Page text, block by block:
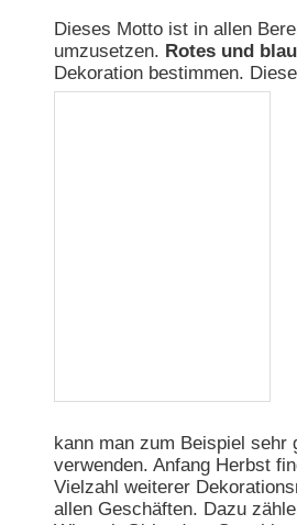
Dieses Motto ist in allen
umzusetzen. Rotes und
Dekoration bestimmen.
kann man zum Beispiel sehr
verwenden. Anfang Herbst
Vielzahl weiterer
allen Geschäften. Dazu